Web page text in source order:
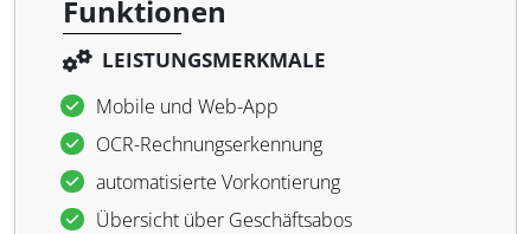
Funktionen
LEISTUNGSMERKMALE
Mobile und Web-App
OCR-Rechnungserkennung
automatisierte Vorkontierung
Übersicht über Geschäftsabos